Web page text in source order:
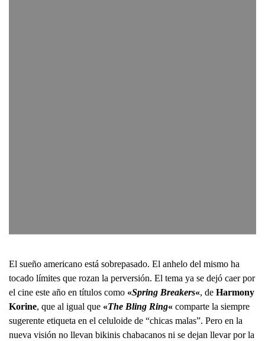
El sueño americano está sobrepasado. El anhelo del mismo ha
tocado límites que rozan la perversión. El tema ya se dejó caer por
el cine este año en títulos como «Spring Breakers«, de Harmony
Korine, que al igual que «The Bling Ring« comparte la siempre
sugerente etiqueta en el celuloide de “chicas malas”. Pero en la
nueva visión no llevan bikinis chabacanos ni se dejan llevar por la